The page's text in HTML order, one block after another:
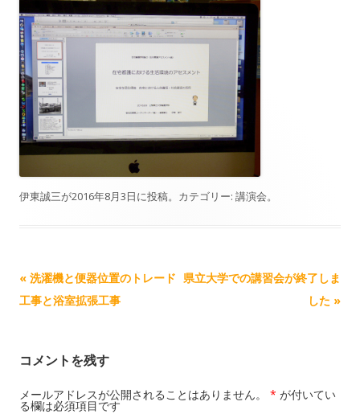
伊東誠三が2016年8月3日に投稿。カテゴリー: 講演会。
記事ナビゲーション
« 洗濯機と便器位置のトレード
工事と浴室拡張工事
県立大学での講習会が終了しま
した »
コメントを残す
メールアドレスが公開されることはありません。 * が付いてい
る欄は必須項目です